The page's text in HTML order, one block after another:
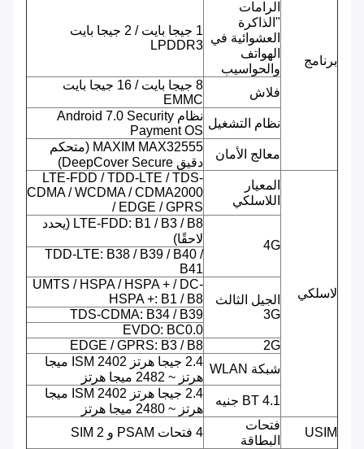
برنامج
الرامات
"الذاكرة
العشوائية في
الهواتف
والحواسيب
1 جيجا بايت / 2 جيجا بايت
LPDDR3
فلاش
8 جيجا بايت / 16 جيجا بايت
EMMC
نظام التشغيل
نظام Android 7.0 Security
Payment OS
معالج الأمان
MAXIM MAX32555 (متحكم
دقيق DeepCover Secure)
لاسلكي
المعيار
اللاسلكي
LTE-FDD / TDD-LTE / TDS-
CDMA / WCDMA / CDMA2000
/ EDGE / GPRS
4G
LTE-FDD: B1 / B3 / B8 (يحدد
لاحقًا)
TDD-LTE: B38 / B39 / B40 /
B41
الجيل الثالث
3G
UMTS / HSPA / HSPA + / DC-
HSPA +: B1 / B8
TDS-CDMA: B34 / B39
EVDO: BC0.0
2G
EDGE / GPRS: B3 / B8
شبكة WLAN
2.4 جيجا هرتز ISM 2402 ميجا
هرتز ~ 2482 ميجا هرتز
BT 4.1 جنيه
2.4 جيجا هرتز ISM 2402 ميجا
هرتز ~ 2480 ميجا هرتز
USIM
فتحات
البطاقة
4 فتحات PSAM و 2 SIM